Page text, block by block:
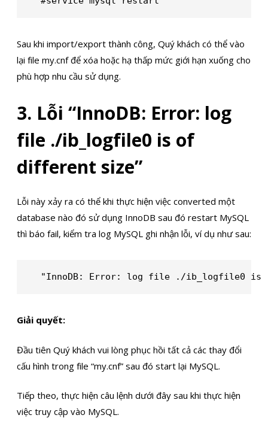
Sau khi import/export thành công, Quý khách có thể vào
lại file my.cnf để xóa hoặc hạ thấp mức giới hạn xuống cho
phù hợp nhu cầu sử dụng.
3. Lỗi “InnoDB: Error: log
file ./ib_logfile0 is of
different size”
Lỗi này xảy ra có thể khi thực hiện việc converted một
database nào đó sử dụng InnoDB sau đó restart MySQL
thì báo fail, kiểm tra log MySQL ghi nhận lỗi, ví dụ như sau:
"InnoDB: Error: log file ./ib_logfile0 is
Giải quyết:
Đầu tiên Quý khách vui lòng phục hồi tất cả các thay đổi
cấu hình trong file “my.cnf” sau đó start lại MySQL.
Tiếp theo, thực hiện câu lệnh dưới đây sau khi thực hiện
việc truy cập vào MySQL.